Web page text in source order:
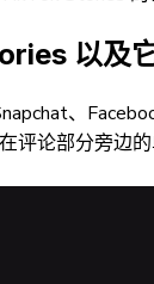
以及
、
评论部分旁边